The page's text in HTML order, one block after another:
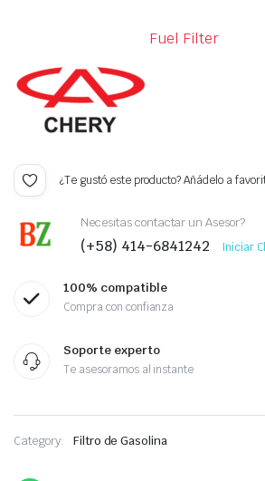
Fuel Filter
¿Te gustó este producto? Añádelo a
Necesitas contactar un Asesor?
(+58) 414-6841242 Iniciar
100% compatible
Compra con confianza
Soporte experto
Te asesoramos al instante
Category: Filtro de Gasolina